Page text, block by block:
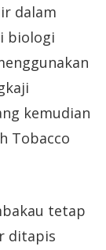
dalam
biologi
kemudian
Tobacco
tetap
ditapis